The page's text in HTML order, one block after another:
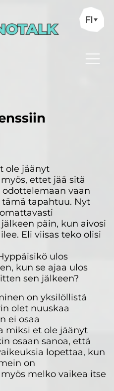
FI
ole jäänyt
ettet jää sitä
vaan
tapahtuu. Nyt
päin, kun aivosi
Eli viisas teko olisi
ulos
kun se ajaa ulos
sen jälkeen?
on yksilöllistä
olet nuuskaa
ei osaa
miksi et ole jäänyt
osaan sanoa, että
lopettaa, kun
on
melko vaikea itse